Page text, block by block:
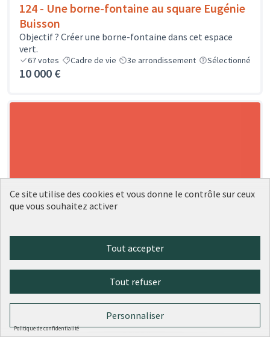
124 - Une borne-fontaine au square Eugénie
Buisson
Objectif ? Créer une borne-fontaine dans cet espace
vert.
67votes Cadre de vie 3e arrondissement Sélectionné
10 000 €
Ce site utilise des cookies et vous donne le contrôle sur ceux
que vous souhaitez activer
Tout accepter
Tout refuser
Personnaliser
Politique de confidentialité